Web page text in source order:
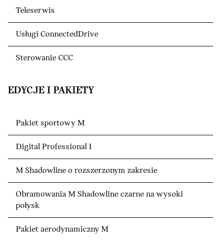
Teleserwis
Usługi ConnectedDrive
Sterowanie CCC
EDYCJE I PAKIETY
Pakiet sportowy M
Digital Professional I
M Shadowline o rozszerzonym zakresie
Obramowania M Shadowline czarne na wysoki
połysk
Pakiet aerodynamiczny M